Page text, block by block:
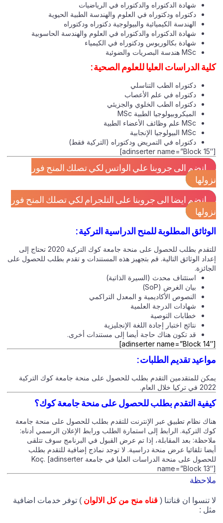
شهادة الدكتوراه والدكتوراه في الرياضيات
دكتوراه ودكتوراه في العلوم والهندسة الطبية الحيوية
الهندسة الكيميائية والبيولوجية دكتوراه ودكتوراه
شهادة الدكتوراه والدكتوراه في العلوم والهندسة الحاسوبية
شهادة بكالوريوس ودكتوراه في الكيمياء
MSc هندسة البصريات والضوئية
كلية الدراسات العليا للعلوم الصحية:
دكتوراه الطب التناسلي
دكتوراه في علم الأعصاب
دكتوراه الطب الخلوي والجزيئي
الميكروبيولوجيا الطبية MSc
MSc علم وظائف الأعضاء الطبية
MSc البيولوجيا الإنجابية
دكتوراه في التمريض ودكتوراه (التركية فقط)
[adinserter name=”Block 15″]
انضم الى جروبنا علي الواتس لكي تصلك المنح فور
نزولها
انضم ايضا الى جروبنا على التلجرام لكي تصلك المنح فور
نزولها
الوثائق المطلوبة للمنح الدراسية التركية:
للتقدم بطلب للحصول على منحة جامعة كوك التركية 2020 تحتاج إلى
إعداد الوثائق التالية. قم بتجهيز هذه المستندات و تقدم بطلب للحصول على
الجائزة.
استئناف محدث (السيرة الذاتية)
بيان الغرض (SoP)
النصوص الأكاديمية و المعدل التراكمي
شهادات الدرجة العلمية
خطابات التوصية
نتائج اختبار إجادة اللغة الإنجليزية
قد تكون هناك حاجة أيضا إلى مستندات أخرى.
[adinserter name=”Block 14″]
مواعيد تقديم الطلبات:
يمكن للمتقدمين التقدم بطلب للحصول على منحة جامعة كوك التركية
2022 في تركيا خلال العام.
كيفية التقدم بطلب للحصول على منحة جامعة كوك؟
هناك نظام تطبيق عبر الإنترنت للتقدم بطلب للحصول على منحة جامعة
كوك التركية. الرابط إلى استمارة الطلب ورابط الإعلان الرسمي أدناه:
ملاحظة: بعد المقابلة، إذا تم عرض القبول في البرنامج سوف تتلقى
أيضا تلقائيا عرض منحة دراسية. لا توجد نماذج إضافية للتقدم بطلب
للحصول على منحة الدراسات العليا في جامعة Koç. [adinserter
name=”Block 13″]
ملاحظة
لا تنسوا ان قناتنا ( قناه منح من كل الالوان ) توفر خدمات اضافية
مثل :